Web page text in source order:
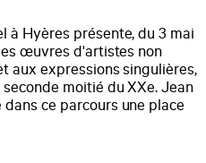
à Hyères présente, du 3 mai
œuvres d'artistes non
aux expressions singulières,
moitié du XXe. Jean
ce parcours une place